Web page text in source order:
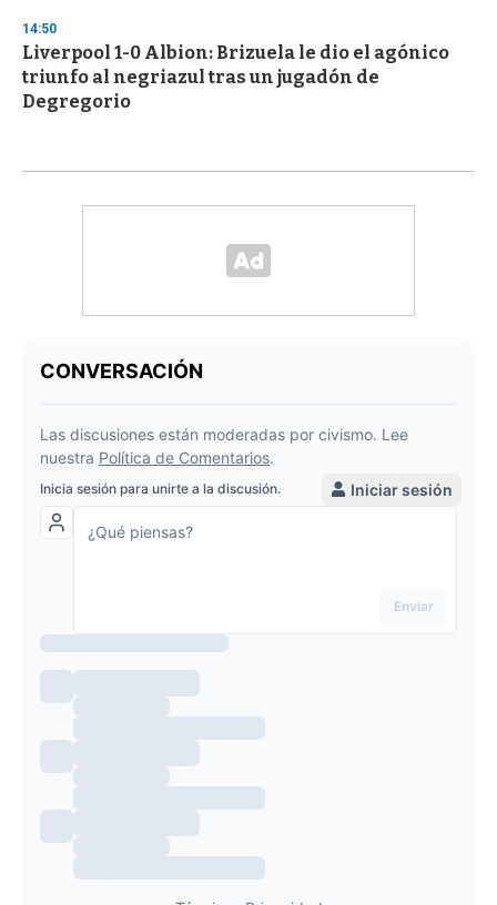
14:50
Liverpool 1-0 Albion: Brizuela le dio el agónico
triunfo al negriazul tras un jugadón de
Degregorio